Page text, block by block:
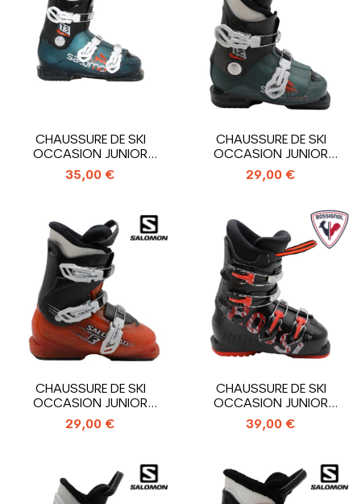
CHAUSSURE DE SKI
OCCASION JUNIOR
SALOMON T3 RT_3...
35,00 €
CHAUSSURE DE SKI
OCCASION JUNIOR
SALOMON T2 RT_2...
29,00 €
CHAUSSURE DE SKI
OCCASION JUNIOR
SALOMON T3_3
CROCHETS
29,00 €
CHAUSSURE DE SKI
OCCASION JUNIOR
ROSSIGNOL COMP J4_4...
39,00 €